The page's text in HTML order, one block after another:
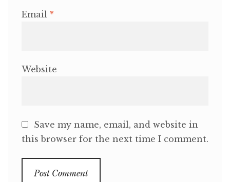
Email *
Website
Save my name, email, and website in
this browser for the next time I comment.